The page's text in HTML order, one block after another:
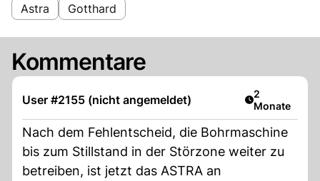
Astra Gotthard
Kommentare
User #2155 (nicht angemeldet) Artikel
2
Monate
Nach dem Fehlentscheid, die Bohrmaschine
bis zum Stillstand in der Störzone weiter zu
betreiben, ist jetzt das ASTRA an